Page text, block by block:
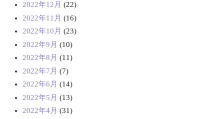
2022年12月 (22)
2022年11月 (16)
2022年10月 (23)
2022年9月 (10)
2022年8月 (11)
2022年7月 (7)
2022年6月 (14)
2022年5月 (13)
2022年4月 (31)